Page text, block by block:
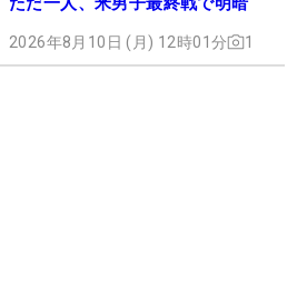
2026年8月10日 (月) 12時01分 1